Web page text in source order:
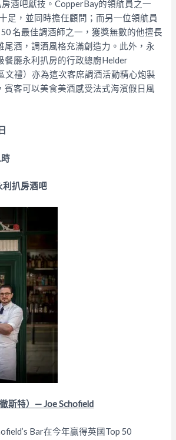
酒吧獻技。CopperBay的領航員之一
足，並同時擔任顧問；而另一位領航員
名最佳調酒師之一，獲獎無數的他擅長
尾酒，調酒風格充滿創造力。此外，永
餐廳永利扒房的行政總廚Helder
文禮）亦為這次客席調酒活動精心炮製
賓客可以美食美酒感受法式海濱假日風
時
利扒房酒吧
斯特） — Joe Schofield
Bar在今年贏得英國Top 50